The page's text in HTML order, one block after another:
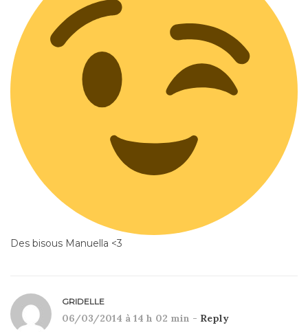
Des bisous Manuella <3
GRIDELLE
06/03/2014 à 14 h 02 min - Reply